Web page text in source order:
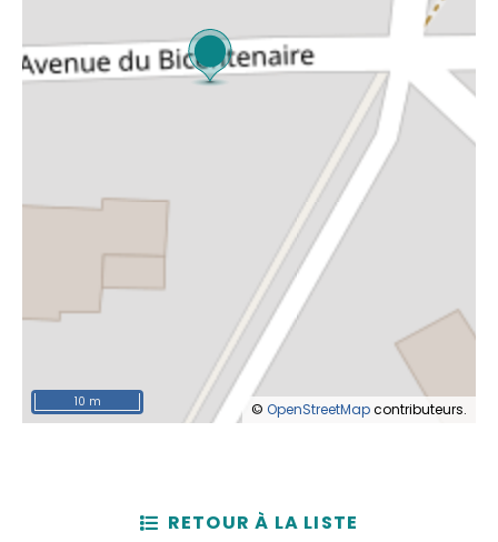
© OpenStreetMapcontributeurs.
10 m
RETOUR À LA LISTE